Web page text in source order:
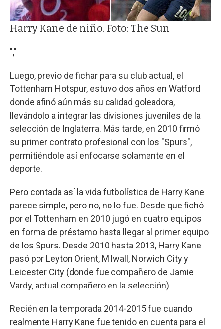
Harry Kane de niño. Foto: The Sun
","
Luego, previo de fichar para su club actual, el
Tottenham Hotspur, estuvo dos años en Watford
donde afinó aún más su calidad goleadora,
llevándolo a integrar las divisiones juveniles de la
selección de Inglaterra. Más tarde, en 2010 firmó
su primer contrato profesional con los "Spurs",
permitiéndole así enfocarse solamente en el
deporte.
Pero contada así la vida futbolística de Harry Kane
parece simple, pero no, no lo fue. Desde que fichó
por el Tottenham en 2010 jugó en cuatro equipos
en forma de préstamo hasta llegar al primer equipo
de los Spurs. Desde 2010 hasta 2013, Harry Kane
pasó por Leyton Orient, Milwall, Norwich City y
Leicester City (donde fue compañero de Jamie
Vardy, actual compañero en la selección).
Recién en la temporada 2014-2015 fue cuando
realmente Harry Kane fue tenido en cuenta para el